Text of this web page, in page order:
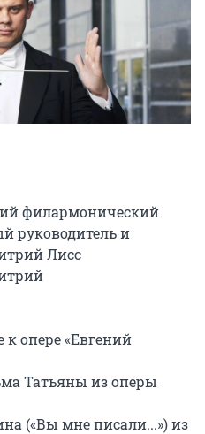
филармонический
руководитель и
Лисс
опере «Евгений
Татьяны из оперы
(«Вы мне писали...») из